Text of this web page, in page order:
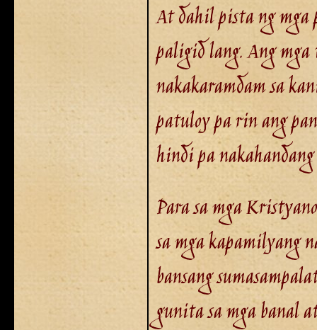
At dahil pista ng mga
paligid lang. Ang
nakakaramdam sa
patuloy pa rin ang
hindi pa
Para sa mga
sa mga kapamilyang
bansang
gunita sa mga banal